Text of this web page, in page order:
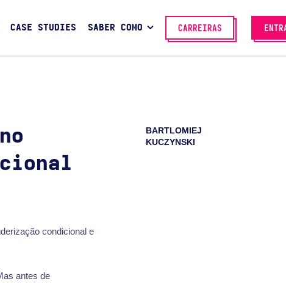
CASE STUDIES SABER COMO CARREIRAS
BARTLOMIEJ
KUCZYNSKI
condicional e
antes de